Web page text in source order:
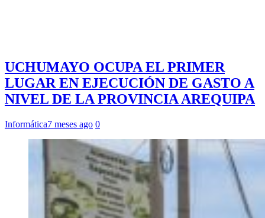
UCHUMAYO OCUPA EL PRIMER
LUGAR EN EJECUCIÓN DE GASTO A
NIVEL DE LA PROVINCIA AREQUIPA
Informática7 meses ago 0